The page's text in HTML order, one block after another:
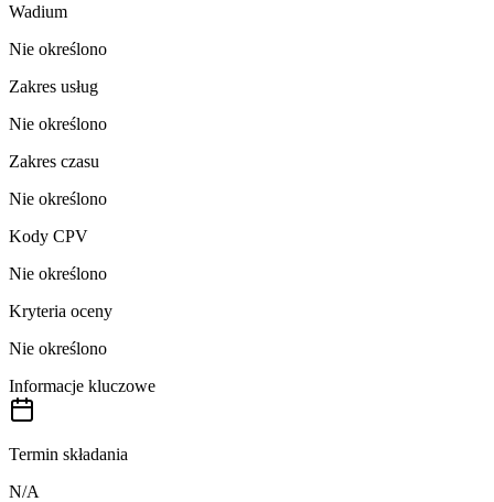
Wadium
Nie określono
Zakres usług
Nie określono
Zakres czasu
Nie określono
Kody CPV
Nie określono
Kryteria oceny
Nie określono
Informacje kluczowe
Termin składania
N/A